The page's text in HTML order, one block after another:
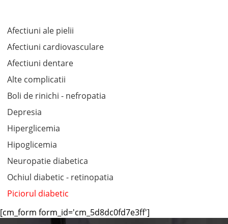
Afectiuni ale pielii
Afectiuni cardiovasculare
Afectiuni dentare
Alte complicatii
Boli de rinichi - nefropatia
Depresia
Hiperglicemia
Hipoglicemia
Neuropatie diabetica
Ochiul diabetic - retinopatia
Piciorul diabetic
[cm_form form_id='cm_5d8dc0fd7e3ff']